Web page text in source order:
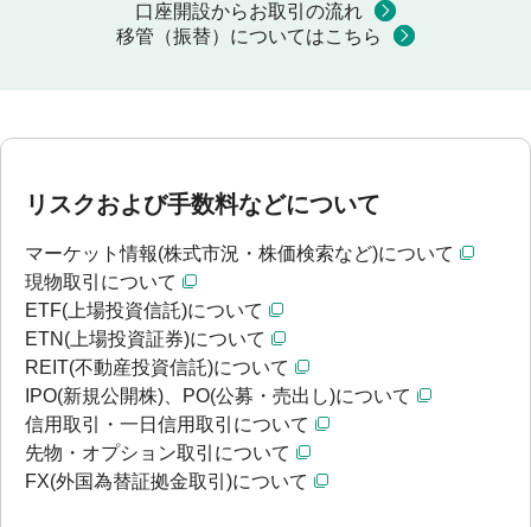
口座開設からお取引の流れ
移管（振替）についてはこちら
リスクおよび手数料などについて
マーケット情報(株式市況・株価検索など)について
現物取引について
ETF(上場投資信託)について
ETN(上場投資証券)について
REIT(不動産投資信託)について
IPO(新規公開株)、PO(公募・売出し)について
信用取引・一日信用取引について
先物・オプション取引について
FX(外国為替証拠金取引)について